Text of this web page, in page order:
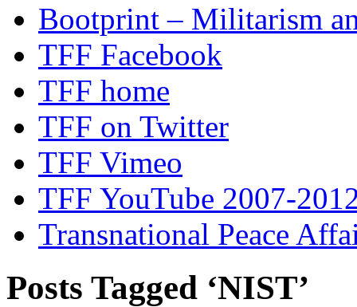
Bootprint – Militarism
TFF Facebook
TFF home
TFF on Twitter
TFF Vimeo
TFF YouTube 2007-
Transnational Peace
Posts Tagged ‘NIST’